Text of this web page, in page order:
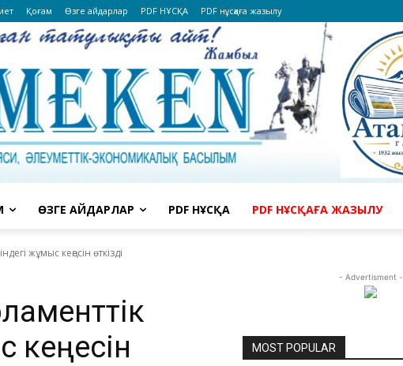
Қоғам Өзге айдарлар PDF НҰСҚА PDF нұсқаға жазылу
ӨЗГЕ АЙДАРЛАР PDF НҰСҚА PDF НҰСҚАҒА ЖАЗЫЛУ
жұмыс кеңесін өткізді
кеңесін
- Advertisment -
MOST POPULAR